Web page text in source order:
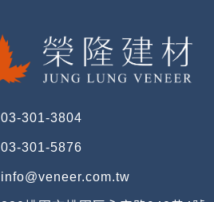
03-301-3804
03-301-5876
info@veneer.com.tw